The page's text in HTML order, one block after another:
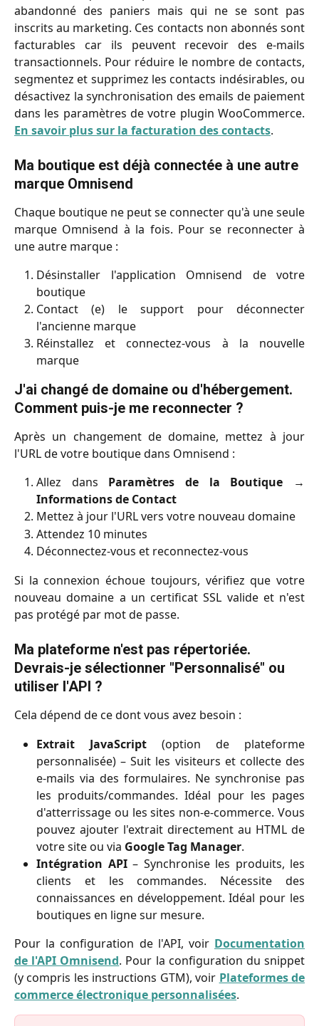
abandonné des paniers mais qui ne se sont pas
inscrits au marketing. Ces contacts non abonnés sont
facturables car ils peuvent recevoir des e-mails
transactionnels. Pour réduire le nombre de contacts,
segmentez et supprimez les contacts indésirables, ou
désactivez la synchronisation des emails de paiement
dans les paramètres de votre plugin WooCommerce.
En savoir plus sur la facturation des contacts.
Ma boutique est déjà connectée à une autre
marque Omnisend
Chaque boutique ne peut se connecter qu'à une seule
marque Omnisend à la fois. Pour se reconnecter à
une autre marque :
Désinstaller l'application Omnisend de votre
boutique
Contact (e) le support pour déconnecter
l'ancienne marque
Réinstallez et connectez-vous à la nouvelle
marque
J'ai changé de domaine ou d'hébergement.
Comment puis-je me reconnecter ?
Après un changement de domaine, mettez à jour
l'URL de votre boutique dans Omnisend :
Allez dans Paramètres de la Boutique
→
Informations de Contact
Mettez à jour l'URL vers votre nouveau domaine
Attendez 10 minutes
Déconnectez-vous et reconnectez-vous
Si la connexion échoue toujours, vérifiez que votre
nouveau domaine a un certificat SSL valide et n'est
pas protégé par mot de passe.
Ma plateforme n'est pas répertoriée.
Devrais-je sélectionner "Personnalisé" ou
utiliser l'API ?
Cela dépend de ce dont vous avez besoin :
Extrait JavaScript (option de plateforme
personnalisée) – Suit les visiteurs et collecte des
e-mails via des formulaires. Ne synchronise pas
les produits/commandes. Idéal pour les pages
d'atterrissage ou les sites non-e-commerce. Vous
pouvez ajouter l'extrait directement au HTML de
votre site ou via Google Tag Manager.
Intégration API– Synchronise les produits, les
clients et les commandes. Nécessite des
connaissances en développement. Idéal pour les
boutiques en ligne sur mesure.
Pour la configuration de l'API, voir Documentation
de l'API Omnisend. Pour la configuration du snippet
(y compris les instructions GTM), voir Plateformes de
commerce électronique personnalisées.